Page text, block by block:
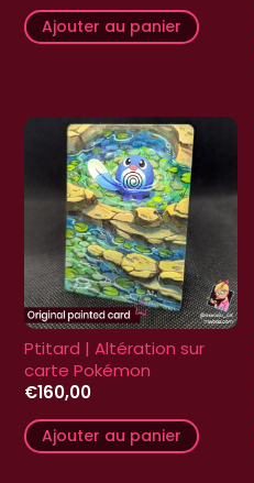
Ajouter au panier
Ptitard | Altération sur
carte Pokémon
€160,00
Ajouter au panier